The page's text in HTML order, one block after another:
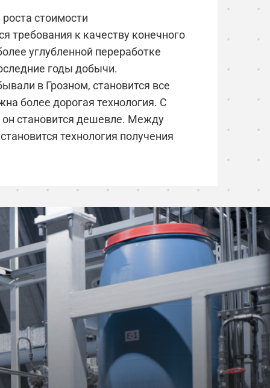
стоимости
требования к качеству конечного
углубленной переработке
годы добычи.
в Грозном, становится все
более дорогая технология. С
он становится дешевле. Между
технология получения